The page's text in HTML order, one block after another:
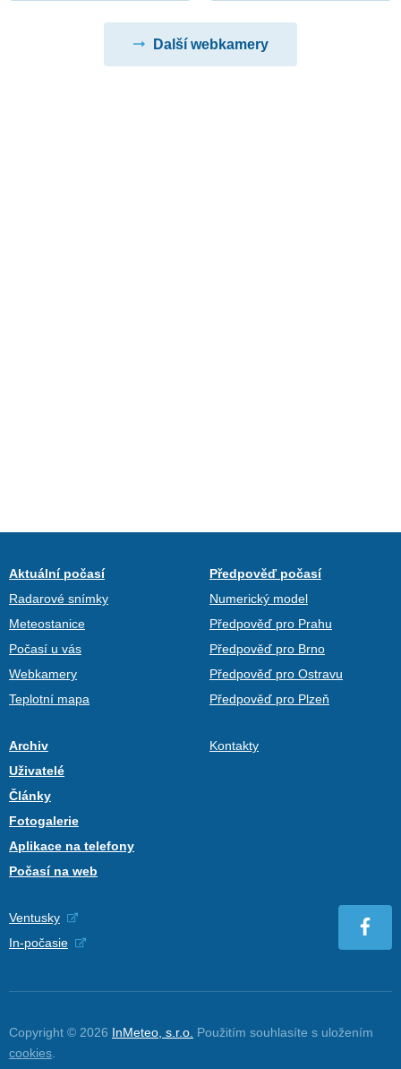
Další webkamery
Aktuální počasí
Radarové snímky
Meteostanice
Počasí u vás
Webkamery
Teplotní mapa
Předpověď počasí
Numerický model
Předpověď pro Prahu
Předpověď pro Brno
Předpověď pro Ostravu
Předpověď pro Plzeň
Archiv
Uživatelé
Články
Fotogalerie
Aplikace na telefony
Počasí na web
Kontakty
Ventusky
In-počasie
Copyright © 2026 InMeteo, s.r.o. Použitím souhlasíte s uložením
cookies